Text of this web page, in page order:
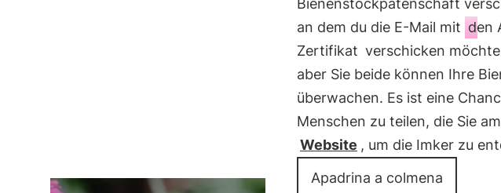
Bienenstockpatenschaft
an dem du die E-Mail mit den
Zertifikat verschicken
aber Sie beide können Ihre
überwachen. Es ist eine
Menschen zu teilen, die Sie
Website , um die Imker zu
Apadrina a colmena